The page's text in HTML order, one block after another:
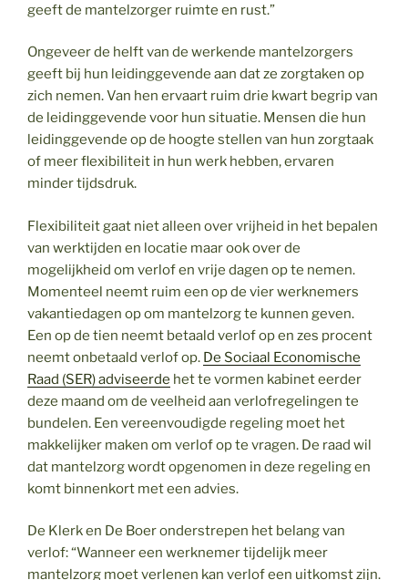
geeft de mantelzorger ruimte en rust.”
Ongeveer de helft van de werkende mantelzorgers
geeft bij hun leidinggevende aan dat ze zorgtaken op
zich nemen. Van hen ervaart ruim drie kwart begrip van
de leidinggevende voor hun situatie. Mensen die hun
leidinggevende op de hoogte stellen van hun zorgtaak
of meer flexibiliteit in hun werk hebben, ervaren
minder tijdsdruk.
Flexibiliteit gaat niet alleen over vrijheid in het bepalen
van werktijden en locatie maar ook over de
mogelijkheid om verlof en vrije dagen op te nemen.
Momenteel neemt ruim een op de vier werknemers
vakantiedagen op om mantelzorg te kunnen geven.
Een op de tien neemt betaald verlof op en zes procent
neemt onbetaald verlof op. De Sociaal Economische
Raad (SER) adviseerde het te vormen kabinet eerder
deze maand om de veelheid aan verlofregelingen te
bundelen. Een vereenvoudigde regeling moet het
makkelijker maken om verlof op te vragen. De raad wil
dat mantelzorg wordt opgenomen in deze regeling en
komt binnenkort met een advies.
De Klerk en De Boer onderstrepen het belang van
verlof: “Wanneer een werknemer tijdelijk meer
mantelzorg moet verlenen kan verlof een uitkomst zijn.